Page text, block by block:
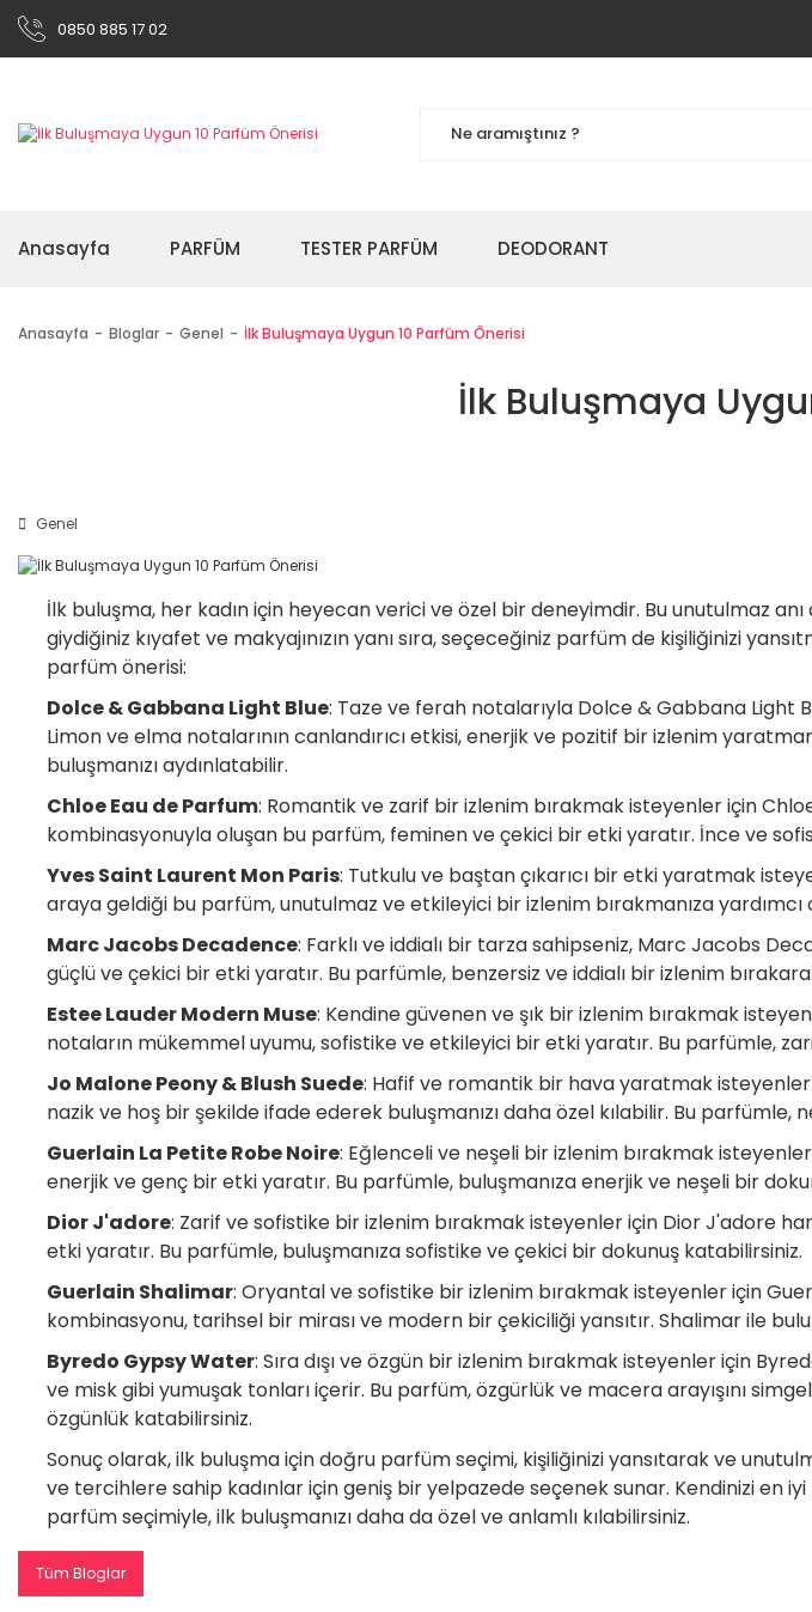
0850 885 17 02
Anasayfa PARFÜM TESTER PARFÜM DEODORANT
Anasayfa Bloglar Genel İlk Buluşmaya Uygun 10 Parfüm Önerisi
İlk Buluşmaya
Genel
İlk buluşma, her kadın için heyecan verici ve özel bir deneyimdir. Bu unutulmaz
giydiğiniz kıyafet ve makyajınızın yanı sıra, seçeceğiniz parfüm de kişiliğinizi
parfüm önerisi:
Dolce & Gabbana Light Blue: Taze ve ferah notalarıyla Dolce & Gabbana
Limon ve elma notalarının canlandırıcı etkisi, enerjik ve pozitif bir izlenim
buluşmanızı aydınlatabilir.
Chloe Eau de Parfum: Romantik ve zarif bir izlenim bırakmak isteyenler için
kombinasyonuyla oluşan bu parfüm, feminen ve çekici bir etki yaratır. İnce ve
Yves Saint Laurent Mon Paris: Tutkulu ve baştan çıkarıcı bir etki yaratmak
araya geldiği bu parfüm, unutulmaz ve etkileyici bir izlenim bırakmanıza
Marc Jacobs Decadence: Farklı ve iddialı bir tarza sahipseniz, Marc Jacobs
güçlü ve çekici bir etki yaratır. Bu parfümle, benzersiz ve iddialı bir izlenim
Estee Lauder Modern Muse: Kendine güvenen ve şık bir izlenim bırakmak
notaların mükemmel uyumu, sofistike ve etkileyici bir etki yaratır. Bu parfümle,
Jo Malone Peony & Blush Suede: Hafif ve romantik bir hava yaratmak isteyenler
nazik ve hoş bir şekilde ifade ederek buluşmanızı daha özel kılabilir. Bu parfümle,
Guerlain La Petite Robe Noire: Eğlenceli ve neşeli bir izlenim bırakmak
enerjik ve genç bir etki yaratır. Bu parfümle, buluşmanıza enerjik ve neşeli bir
Dior J'adore: Zarif ve sofistike bir izlenim bırakmak isteyenler için Dior J'adore
etki yaratır. Bu parfümle, buluşmanıza sofistike ve çekici bir dokunuş katabilirsiniz.
Guerlain Shalimar: Oryantal ve sofistike bir izlenim bırakmak isteyenler için
kombinasyonu, tarihsel bir mirası ve modern bir çekiciliği yansıtır. Shalimar ile
Byredo Gypsy Water: Sıra dışı ve özgün bir izlenim bırakmak isteyenler için
ve misk gibi yumuşak tonları içerir. Bu parfüm, özgürlük ve macera arayışını
özgünlük katabilirsiniz.
Sonuç olarak, ilk buluşma için doğru parfüm seçimi, kişiliğinizi yansıtarak ve
ve tercihlere sahip kadınlar için geniş bir yelpazede seçenek sunar. Kendinizi en
parfüm seçimiyle, ilk buluşmanızı daha da özel ve anlamlı kılabilirsiniz.
Tüm Bloglar